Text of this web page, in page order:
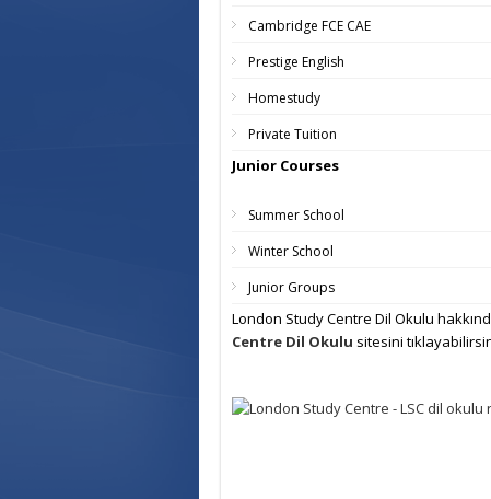
Cambridge FCE CAE
Prestige English
Homestudy
Private Tuition
Junior Courses
Summer School
Winter School
Junior Groups
London Study Centre Dil Okulu
Centre Dil Okulu sitesini